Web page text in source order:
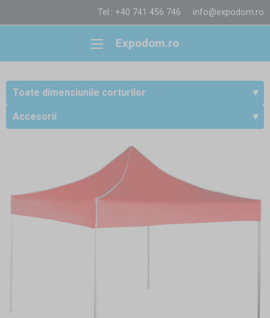
Tel.: +40 741 456 746 info@expodom.ro
Expodom.ro
Toate dimensiunile corturilor
Accesorii